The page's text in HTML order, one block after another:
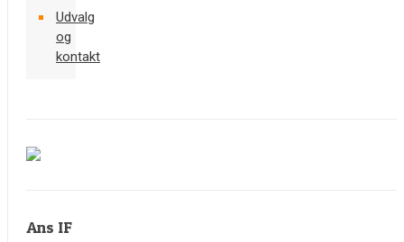
Udvalg
og
kontakt
Ans IF